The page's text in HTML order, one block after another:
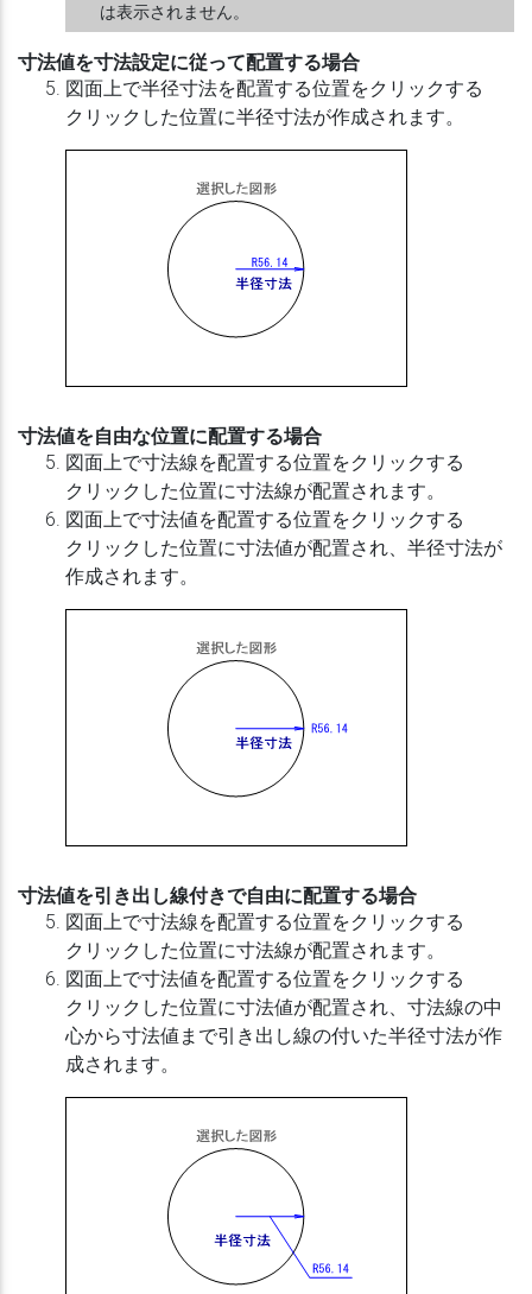
は表示されません。
寸法値を寸法設定に従って配置する場合
図面上で半径寸法を配置する位置をクリックする
クリックした位置に半径寸法が作成されます。
寸法値を自由な位置に配置する場合
図面上で寸法線を配置する位置をクリックする
クリックした位置に寸法線が配置されます。
図面上で寸法値を配置する位置をクリックする
クリックした位置に寸法値が配置され、半径寸法が
作成されます。
寸法値を引き出し線付きで自由に配置する場合
図面上で寸法線を配置する位置をクリックする
クリックした位置に寸法線が配置されます。
図面上で寸法値を配置する位置をクリックする
クリックした位置に寸法値が配置され、寸法線の中
心から寸法値まで引き出し線の付いた半径寸法が作
成されます。